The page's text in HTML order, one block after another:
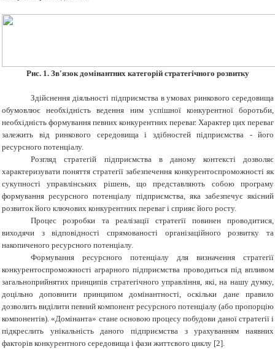
Рис. 1. Зв'язок домінантних категорій стратегічного розвитку
Здійснення діяльності підприємства в умовах ринкового середовища
обумовлює необхідність ведення ним успішної конкурентної боротьби,
необхідність формування певних конкурентних переваг. Характер цих переваг
залежить від ринкового середовища і здібностей підприємства - його
ресурсного потенціалу.
Розгляд стратегій підприємства в даному контексті дозволяє
характеризувати поняття стратегії забезпечення конкурентоспроможності як
сукупності управлінських рішень, що представляють собою програму
формування ресурсного потенціалу підприємства, яка забезпечує якісний
розвиток його ключових конкурентних переваг і сприяє його росту.
Процес розробки та реалізації стратегії повинен проводитися,
виходячи з відповідності спрямованості організаційного розвитку та
накопиченого ресурсного потенціалу.
Формування ресурсного потенціалу для визначення стратегії
конкурентоспроможності аграрного підприємства проводиться під впливом
загальноприйнятих принципів стратегічного управління, які, на нашу думку,
доцільно доповнити принципом домінантності, оскільки дане правило
дозволить виділити певний компонент ресурсного потенціалу (або пропорцію
компонентів). «Домінанта» стане основою процесу побудови даної стратегії і
підкреслить унікальність даного підприємства з урахуванням наявних
факторів конкурентного середовища і фази життєвого циклу [2].